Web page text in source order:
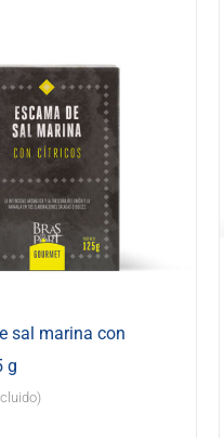
sal marina con
g